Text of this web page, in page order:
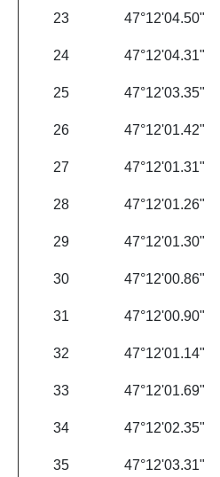
23 47°12'04.50"
24 47°12'04.31"
25 47°12'03.35"
26 47°12'01.42"
27 47°12'01.31"
28 47°12'01.26"
29 47°12'01.30"
30 47°12'00.86"
31 47°12'00.90"
32 47°12'01.14"
33 47°12'01.69"
34 47°12'02.35"
35 47°12'03.31"